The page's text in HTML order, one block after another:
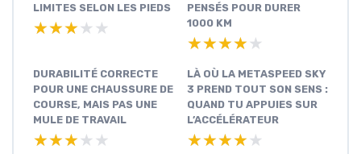
LIMITES SELON LES PIEDS
★★★★★
★★★★★
PENSÉS POUR DURER
1000 KM
★★★★★
★★★★★
DURABILITÉ CORRECTE
POUR UNE CHAUSSURE DE
COURSE, MAIS PAS UNE
MULE DE TRAVAIL
★★★★★
★★★★★
LÀ OÙ LA METASPEED SKY
3 PREND TOUT SON SENS :
QUAND TU APPUIES SUR
L’ACCÉLÉRATEUR
★★★★★
★★★★★